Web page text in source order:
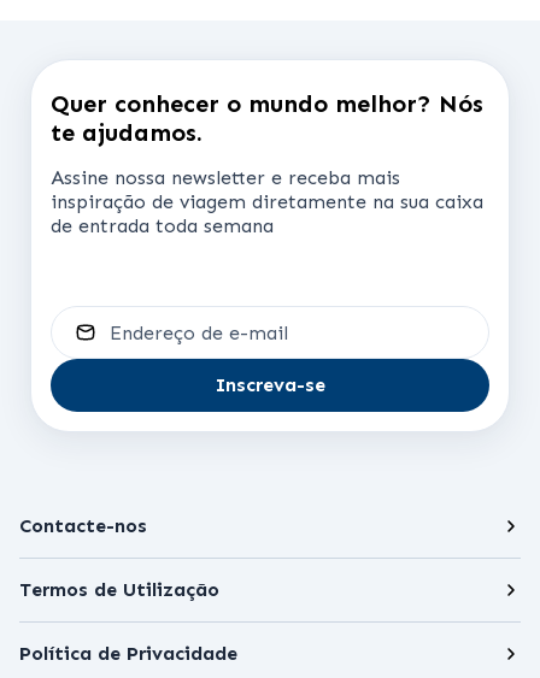
Quer conhecer o mundo melhor? Nós
te ajudamos.
Assine nossa newsletter e receba mais
inspiração de viagem diretamente na sua caixa
de entrada toda semana
Endereço de e-mail
Inscreva-se
Contacte-nos
Termos de Utilização
Política de Privacidade